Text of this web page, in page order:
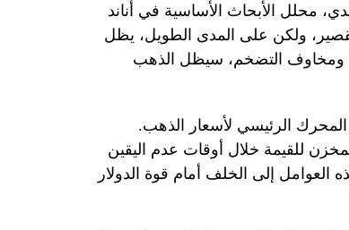
محلل الأبحاث الأساسية في أناند
ولكن على المدى الطويل، يظل
ومخاوف التضخم، سيظل الذهب
المحرك الرئيسي لأسعار الذهب.
للقيمة خلال أوقات عدم اليقين
العوامل إلى الخلف أمام قوة الدولار